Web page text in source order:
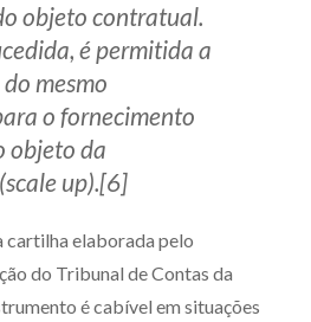
objeto contratual.
é permitida a
mesmo
o fornecimento
objeto da
up).[6]
cartilha elaborada pelo
do Tribunal de Contas da
é cabível em situações